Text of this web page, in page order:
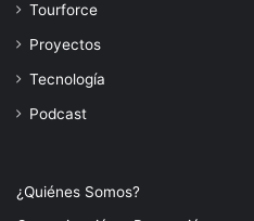
Tourforce
Proyectos
Tecnología
Podcast
¿Quiénes Somos?